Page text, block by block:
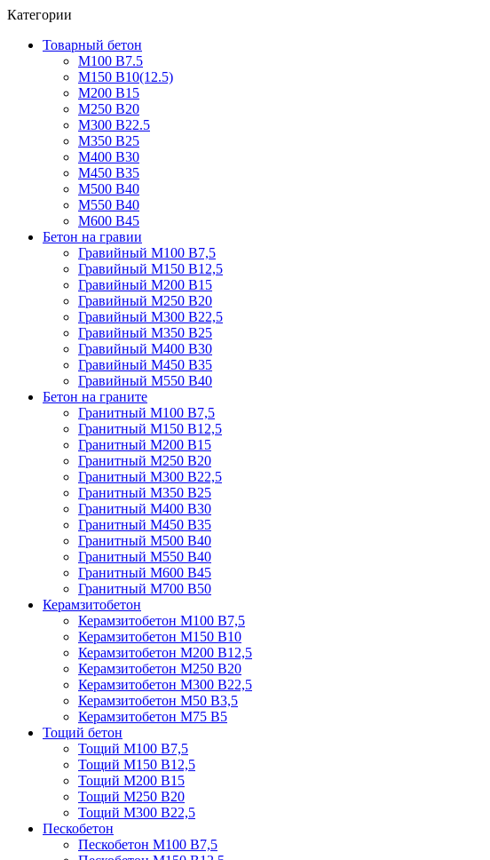
Категории
Товарный бетон
М100 В7.5
М150 В10(12.5)
М200 В15
М250 В20
М300 В22.5
М350 В25
М400 В30
М450 В35
М500 В40
М550 В40
М600 В45
Бетон на гравии
Гравийный М100 В7,5
Гравийный М150 В12,5
Гравийный М200 В15
Гравийный М250 В20
Гравийный М300 В22,5
Гравийный М350 В25
Гравийный М400 В30
Гравийный М450 В35
Гравийный М550 В40
Бетон на граните
Гранитный М100 В7,5
Гранитный М150 В12,5
Гранитный М200 В15
Гранитный М250 В20
Гранитный М300 В22,5
Гранитный М350 В25
Гранитный М400 В30
Гранитный М450 В35
Гранитный М500 В40
Гранитный М550 В40
Гранитный М600 В45
Гранитный М700 В50
Керамзитобетон
Керамзитобетон М100 В7,5
Керамзитобетон М150 В10
Керамзитобетон М200 В12,5
Керамзитобетон М250 В20
Керамзитобетон М300 В22,5
Керамзитобетон М50 В3,5
Керамзитобетон М75 В5
Тощий бетон
Тощий М100 В7,5
Тощий М150 В12,5
Тощий М200 В15
Тощий М250 В20
Тощий М300 В22,5
Пескобетон
Пескобетон М100 В7,5